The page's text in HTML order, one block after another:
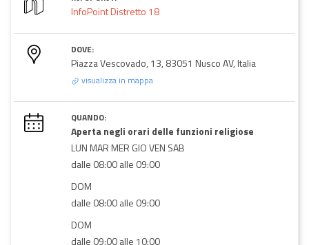
InfoPoint Distretto 18
DOVE:
Piazza Vescovado, 13, 83051 Nusco AV, Italia
visualizza in mappa
QUANDO:
Aperta negli orari delle funzioni religiose
LUN MAR MER GIO VEN SAB
dalle 08:00 alle 09:00
DOM
dalle 08:00 alle 09:00
DOM
dalle 09:00 alle 10:00